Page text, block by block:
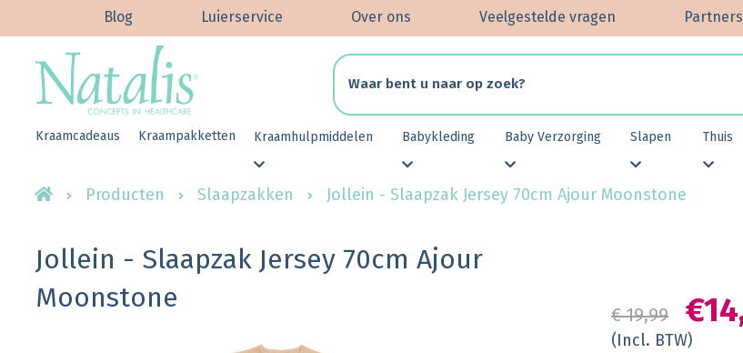
Partners
Veelgestelde vragen
Over ons
Luierservice
Blog
Kraamcadeaus Kraampakketten Kraamhulpmiddelen Babykleding Baby Verzorging Slapen Thuis
Producten Slaapzakken Jollein - Slaapzak Jersey 70cm Ajour Moonstone
Jollein - Slaapzak Jersey 70cm Ajour
Moonstone
€ 19,99
(Incl. BTW)